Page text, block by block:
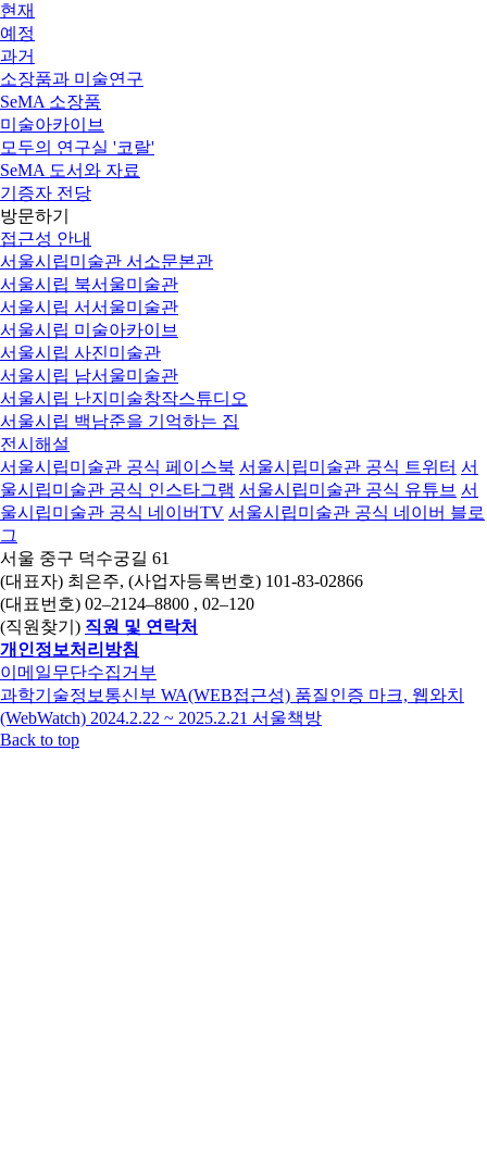
현재
예정
과거
소장품과 미술연구
SeMA 소장품
미술아카이브
모두의 연구실 '코랄'
SeMA 도서와 자료
기증자 전당
방문하기
접근성 안내
서울시립미술관 서소문본관
서울시립 북서울미술관
서울시립 서서울미술관
서울시립 미술아카이브
서울시립 사진미술관
서울시립 남서울미술관
서울시립 난지미술창작스튜디오
서울시립 백남준을 기억하는 집
전시해설
서울시립미술관 공식 페이스북 서울시립미술관 공식 트위터 서
울시립미술관 공식 인스타그램 서울시립미술관 공식 유튜브 서
울시립미술관 공식 네이버TV 서울시립미술관 공식 네이버 블로
그
서울 중구 덕수궁길 61
(대표자) 최은주, (사업자등록번호) 101-83-02866
(대표번호) 02–2124–8800 , 02–120
(직원찾기) 직원 및 연락처
개인정보처리방침
이메일무단수집거부
과학기술정보통신부 WA(WEB접근성) 품질인증 마크, 웹와치
(WebWatch) 2024.2.22 ~ 2025.2.21 서울책방
Back to top